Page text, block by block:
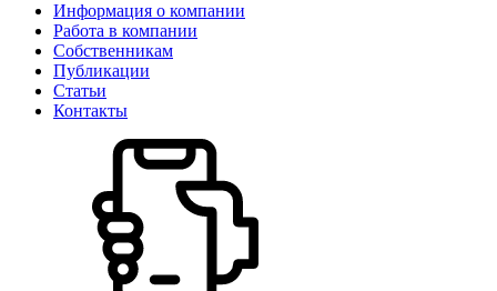
Информация о компании
Работа в компании
Собственникам
Публикации
Статьи
Контакты